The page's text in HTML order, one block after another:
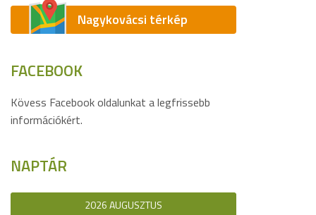
Nagykovácsi térkép
FACEBOOK
Kövess Facebook oldalunkat a legfrissebb
információkért.
NAPTÁR
2026 AUGUSZTUS